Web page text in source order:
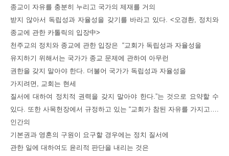
종교이 자유를 충분히 누리고 국가의 제재를 거의
받지 않아서 독립성과 자율성을 갖기를 바라고 있다. <오경환, 정치와
종교에 관한 카톨릭의 입장中>
천주교의 정치와 종교에 관한 입장은 “교회가 독립성과 자율성을
유지하기 위해서는 국가가 종교 문제에 관하여 아무런
권한을 갖지 말아야 한다. 더불어 국가가 독립성과 자율성을
가지려면 , 교회는 현세
질서에 대하여 정치적 권력을 갖지 말아야 한다.”는 것으로 요약할 수
있다. 또한 사목헌장에서 규정하고 있는 “교회가 참된 자유를 가지고….
인간의
기본권과 영혼의 구원이 요구할 경우에는 정치 질서에
관한 일에 대하여도 윤리적 판단을 내리는 것은